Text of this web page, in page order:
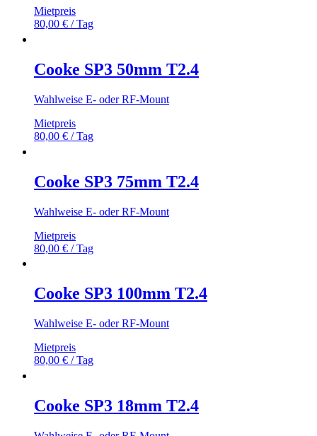
Mietpreis
80,00 € / Tag
Cooke SP3 50mm T2.4
Wahlweise E- oder RF-Mount
Mietpreis
80,00 € / Tag
Cooke SP3 75mm T2.4
Wahlweise E- oder RF-Mount
Mietpreis
80,00 € / Tag
Cooke SP3 100mm T2.4
Wahlweise E- oder RF-Mount
Mietpreis
80,00 € / Tag
Cooke SP3 18mm T2.4